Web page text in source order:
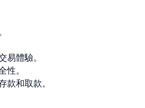
易體驗。
性。
款和取款。